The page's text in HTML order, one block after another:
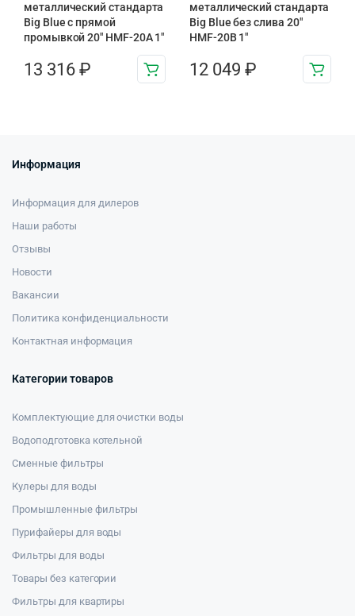
металлический стандарта
Big Blue с прямой
промывкой 20″ HMF-20A 1″
13 316 ₽
металлический стандарта
Big Blue без слива 20″
HMF-20B 1″
12 049 ₽
Информация
Информация для дилеров
Наши работы
Отзывы
Новости
Вакансии
Политика конфиденциальности
Контактная информация
Категории товаров
Комплектующие для очистки воды
Водоподготовка котельной
Сменные фильтры
Кулеры для воды
Промышленные фильтры
Пурифайеры для воды
Фильтры для воды
Товары без категории
Фильтры для квартиры